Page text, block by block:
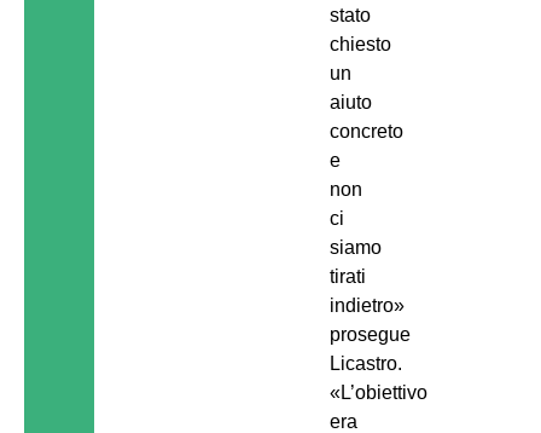
stato
chiesto
un
aiuto
concreto
e
non
ci
siamo
tirati
indietro»
prosegue
Licastro.
«L’obiettivo
era